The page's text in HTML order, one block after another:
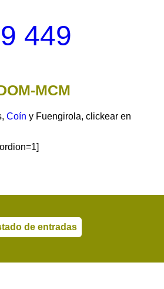
449
MCM
Coíny Fuengirola, clickear en
de entradas